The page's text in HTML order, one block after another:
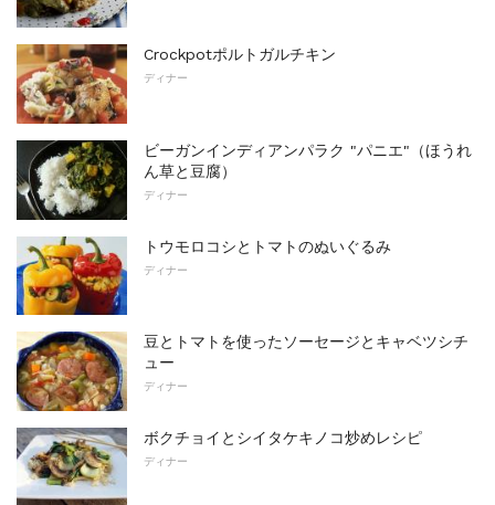
Crockpotポルトガルチキン
ディナー
ビーガンインディアンパラク "パニエ"（ほうれ
ん草と豆腐）
ディナー
トウモロコシとトマトのぬいぐるみ
ディナー
豆とトマトを使ったソーセージとキャベツシチ
ュー
ディナー
ボクチョイとシイタケキノコ炒めレシピ
ディナー